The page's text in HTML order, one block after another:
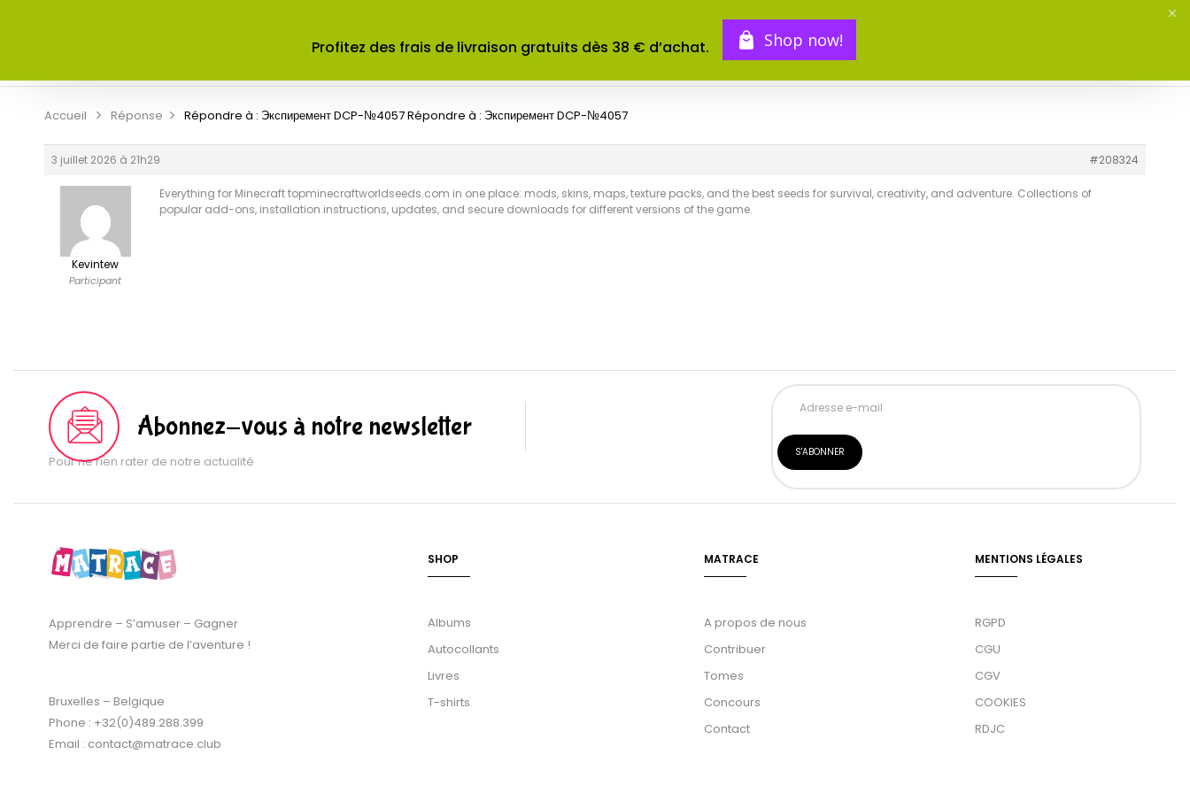
Profitez des frais de livraison gratuits dès 38 € d’achat. Shop now!
CONTACT
Accueil Réponse Répondre à : Экспиремент DCP-№4057Répondre à : Экспиремент DCP-№4057
3 juillet 2026 à 21h29 #208324
Kevintew
Participant
Everything for Minecrafttopminecraftworldseeds.com in one place: mods, skins, maps, texture packs, and the best seeds for survival, creativity, and adventure. Collections of
popular add-ons, installation instructions, updates, and secure downloads for different versions of the game.
Abonnez-vous à notre newsletter
Pour ne rien rater de notre actualité
Apprendre – S’amuser – Gagner
Merci de faire partie de l’aventure !
Bruxelles – Belgique
Phone : +32(0)489.288.399
Email : contact@matrace.club
SHOP
Albums
Autocollants
Livres
T-shirts
MATRACE
A propos de nous
Contribuer
Tomes
Concours
Contact
MENTIONS LÉGALES
RGPD
CGU
CGV
COOKIES
RDJC